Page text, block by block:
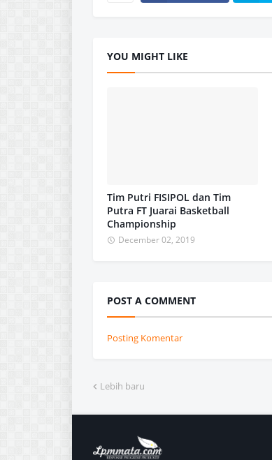
YOU MIGHT LIKE
Tim Putri FISIPOL dan Tim
Putra FT Juarai Basketball
Championship
December 02, 2019
POST A COMMENT
Posting Komentar
Lebih baru